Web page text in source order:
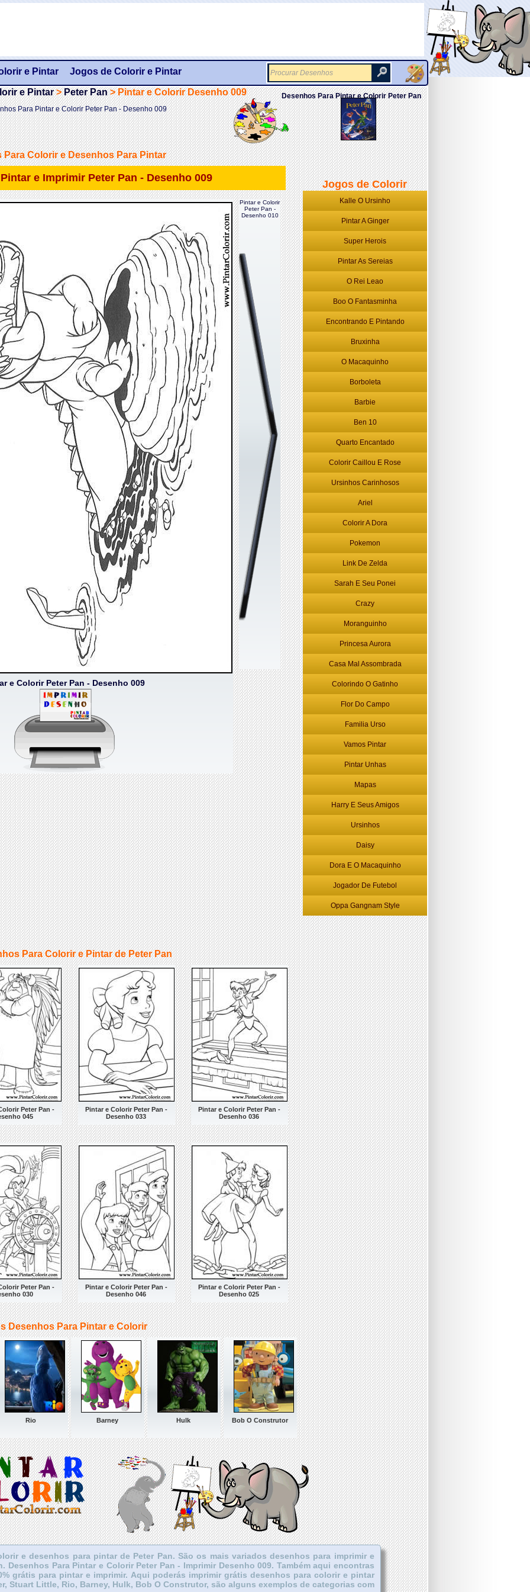
e Pintar Jogos de Colorir e Pintar
Desenhos Para Pintar e Colorir Peter Pan
e Pintar>Peter Pan>Pintar e Colorir Desenho 009
Para Pintar e Colorir Peter Pan - Desenho 009
Para Colorir e Desenhos Para Pintar
e Imprimir Peter Pan - Desenho 009
e Colorir Peter Pan - Desenho 009
Pintar e Colorir
Peter Pan -
Desenho 010
Para Colorir e Pintar de Peter Pan
Peter Pan -
045
Pintar e Colorir Peter Pan -
Desenho 033
Pintar e Colorir Peter Pan -
Desenho 036
Peter Pan -
030
Pintar e Colorir Peter Pan -
Desenho 046
Pintar e Colorir Peter Pan -
Desenho 025
Desenhos Para Pintar e Colorir
Rio Barney Hulk Bob O Construtor
Jogos de Colorir
Kalle O Ursinho
Pintar A Ginger
Super Herois
Pintar As Sereias
O Rei Leao
Boo O Fantasminha
Encontrando E Pintando
Bruxinha
O Macaquinho
Borboleta
Barbie
Ben 10
Quarto Encantado
Colorir Caillou E Rose
Ursinhos Carinhosos
Ariel
Colorir A Dora
Pokemon
Link De Zelda
Sarah E Seu Ponei
Crazy
Moranguinho
Princesa Aurora
Casa Mal Assombrada
Colorindo O Gatinho
Flor Do Campo
Familia Urso
Vamos Pintar
Pintar Unhas
Mapas
Harry E Seus Amigos
Ursinhos
Daisy
Dora E O Macaquinho
Jogador De Futebol
Oppa Gangnam Style
e desenhos para pintar de Peter Pan. São os mais variados desenhos para imprimir e
Desenhos Para Pintar e Colorir Peter Pan - Imprimir Desenho 009. Também aqui encontras
grátis para pintar e imprimir. Aqui poderás imprimir grátis desenhos para colorir e pintar
Stuart Little, Rio, Barney, Hulk, Bob O Construtor, são alguns exemplos de categorias com